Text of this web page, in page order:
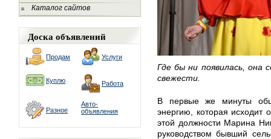
Каталог сайтов
Доска объявлений
Продам Услуги
Куплю Работа
Разное
Авто-
объявления
Где бы ни появилась, она
свежести.
В первые же минуты
энергию, которая исходит
этой должности Марина
руководством бывший